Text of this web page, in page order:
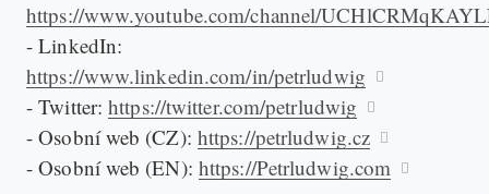
https://www.youtube.com/channel/
- LinkedIn:
https://www.linkedin.com/in/petrludwig
- Twitter:https://twitter.com/petrludwig
- Osobní web (CZ): https://petrludwig.cz
- Osobní web (EN): https://Petrludwig.com